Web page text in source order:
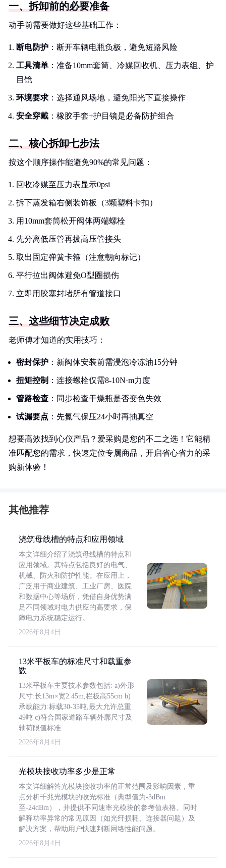
一、拆卸前的必要准备
动手前需要做好这些基础工作：
断电防护 ：断开车辆电瓶负极，避免短路风险
工具清单 ：准备10mm套筒、冷媒回收机、压力表组、护
目镜
环境要求 ：选择通风场地，避免阳光下直接操作
安全穿戴 ：橡胶手套+护目镜是必备防护组合
二、核心拆卸七步法
按这个顺序操作能避免90%的常见问题：
回收冷媒至压力表显示0psi
拆下蒸发箱右侧装饰板（3颗塑料卡扣）
用10mm套筒松开阀体两端螺栓
先分离低压管再拔高压管接头
取出固定弹簧卡箍（注意朝向标记）
平行拉出阀体避免O型圈损伤
立即用胶塞封堵所有管道接口
三、这些细节决定成败
老师傅才知道的实用技巧：
密封保护 ：新阀体安装前需浸泡冷冻油15分钟
扭矩控制 ：连接螺栓仅需8-10N·m力度
管路检查 ：同步检查干燥瓶是否变色失效
试漏要点 ：先氮气保压24小时再抽真空
想要高效找到心仪产品？爱采购是您的不二之选！它能精
准匹配您的需求，快速定位专属商品，开启省心省力的采
购新体验！
其他推荐
浇筑母线槽的特点和应用领域
本文详细介绍了浇筑母线槽的特点和
应用领域。其特点包括良好的电气、
机械、防火和防护性能。在应用上，
广泛用于商业建筑、工业厂房、医院
和数据中心等场所，凭借自身优势满
足不同领域对电力供应的高要求，保
障电力系统稳定运行。
2026年8月4日
13米平板车的标准尺寸和载重参
数
13米平板车主要技术参数包括: a)外形
尺寸:长13m×宽2.45m,栏板高55cm b)
承载能力:标载30-35吨,最大允许总重
49吨 c)符合国家道路车辆外廓尺寸及
轴荷限值标准
2026年8月4日
光模块接收功率多少是正常
本文详细解答光模块接收功率的正常范围及影响因素，重
点分析千兆光模块的收光标准（典型值为-3dBm
至-24dBm），并提供不同速率光模块的参考值表格。同时
解释功率异常的常见原因（如光纤损耗、连接器问题）及
解决方案，帮助用户快速判断网络性能问题。
2026年8月4日